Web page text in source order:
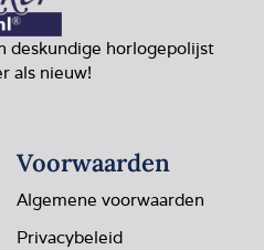
deskundige horlogepolijst
als nieuw!
Voorwaarden
Algemene voorwaarden
Privacybeleid